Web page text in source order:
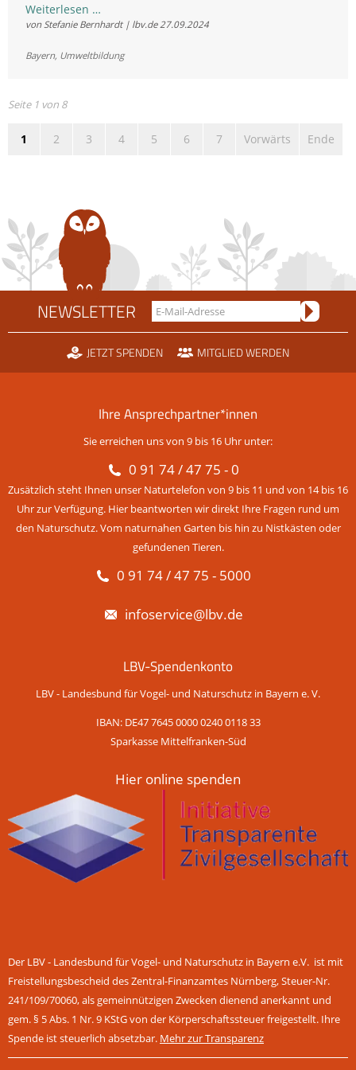
Weiterlesen …
Naturschwärmer
von Stefanie Bernhardt | lbv.de 27.09.2024
Bayern, Umweltbildung
Seite 1 von 8
1 2 3 4 5 6 7 Vorwärts Ende
NEWSLETTER
JETZT SPENDEN MITGLIED WERDEN
Ihre Ansprechpartner*innen
Sie erreichen uns von 9 bis 16 Uhr unter:
0 91 74 / 47 75 - 0
Zusätzlich steht Ihnen unser Naturtelefon von 9 bis 11 und von 14 bis 16
Uhr zur Verfügung. Hier beantworten wir direkt Ihre Fragen rund um
den Naturschutz. Vom naturnahen Garten bis hin zu Nistkästen oder
gefundenen Tieren.
0 91 74 / 47 75 - 5000
infoservice@lbv.de
LBV-Spendenkonto
LBV - Landesbund für Vogel- und Naturschutz in Bayern e. V.
IBAN: DE47 7645 0000 0240 0118 33
Sparkasse Mittelfranken-Süd
Hier online spenden
Der LBV - Landesbund für Vogel- und Naturschutz in Bayern e.V. ist mit
Freistellungsbescheid des Zentral-Finanzamtes Nürnberg, Steuer-Nr.
241/109/70060, als gemeinnützigen Zwecken dienend anerkannt und
gem. § 5 Abs. 1 Nr. 9 KStG von der Körperschaftssteuer freigestellt. Ihre
Spende ist steuerlich absetzbar. Mehr zur Transparenz